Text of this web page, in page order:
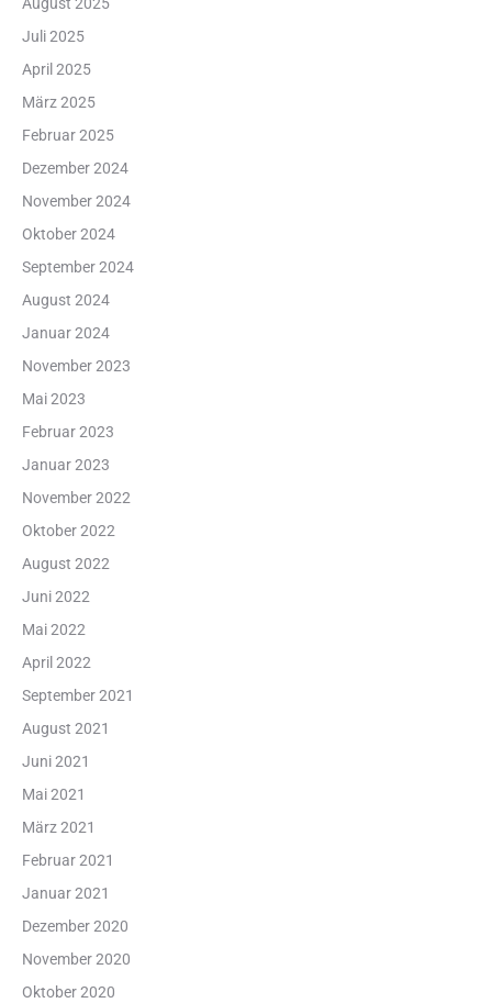
August 2025
Juli 2025
April 2025
März 2025
Februar 2025
Dezember 2024
November 2024
Oktober 2024
September 2024
August 2024
Januar 2024
November 2023
Mai 2023
Februar 2023
Januar 2023
November 2022
Oktober 2022
August 2022
Juni 2022
Mai 2022
April 2022
September 2021
August 2021
Juni 2021
Mai 2021
März 2021
Februar 2021
Januar 2021
Dezember 2020
November 2020
Oktober 2020